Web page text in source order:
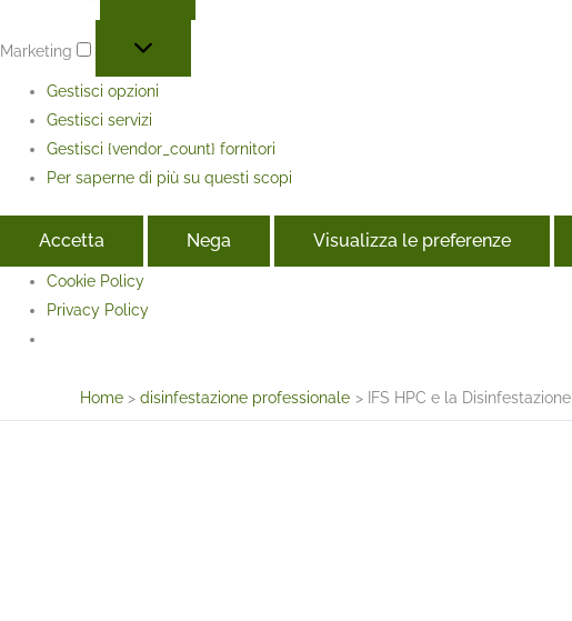
Marketing
Gestisci opzioni
Gestisci servizi
Gestisci {vendor_count} fornitori
Per saperne di più su questi scopi
Accetta Nega Visualizza le preferenze
Cookie Policy
Privacy Policy
Home disinfestazione professionale IFS HPC e la Disinfestazione